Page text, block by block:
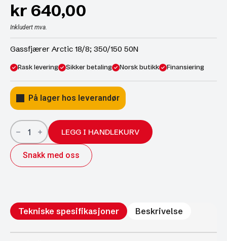
kr 640,00
Inkludert mva.
Gassfjærer Arctic 18/8; 350/150 50N
Rask levering Sikker betaling Norsk butikk Finansiering
På lager hos leverandør
Gassfjærer
Arctic
18/8;
350/150
50N
antall
LEGG I HANDLEKURV
Snakk med oss
Tekniske spesifikasjoner Beskrivelse